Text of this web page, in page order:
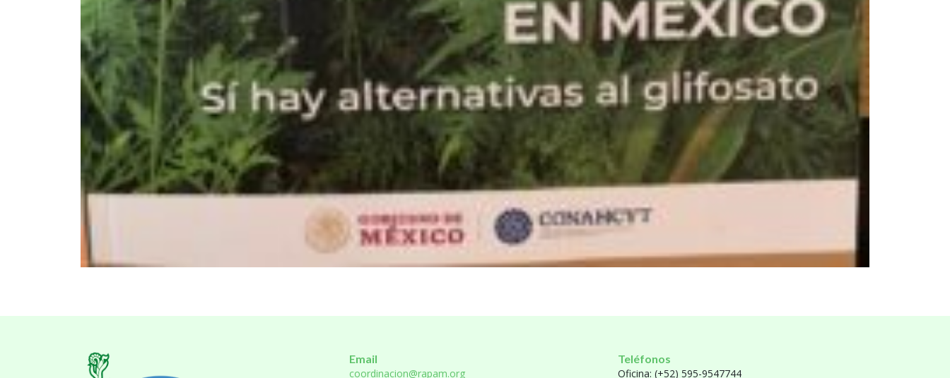
Email
coordinacion@rapam.org
Teléfonos
Oficina: (+52) 595-9547744